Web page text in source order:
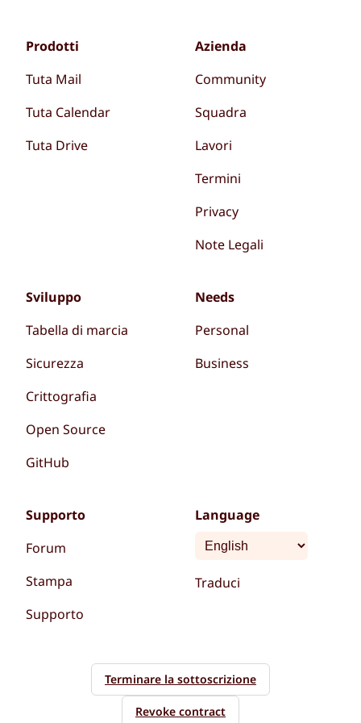
Prodotti
Tuta Mail
Tuta Calendar
Tuta Drive
Azienda
Community
Squadra
Lavori
Termini
Privacy
Note Legali
Sviluppo
Tabella di marcia
Sicurezza
Crittografia
Open Source
GitHub
Needs
Personal
Business
Supporto
Forum
Stampa
Supporto
Language
Traduci
Terminare la sottoscrizione
Revoke contract